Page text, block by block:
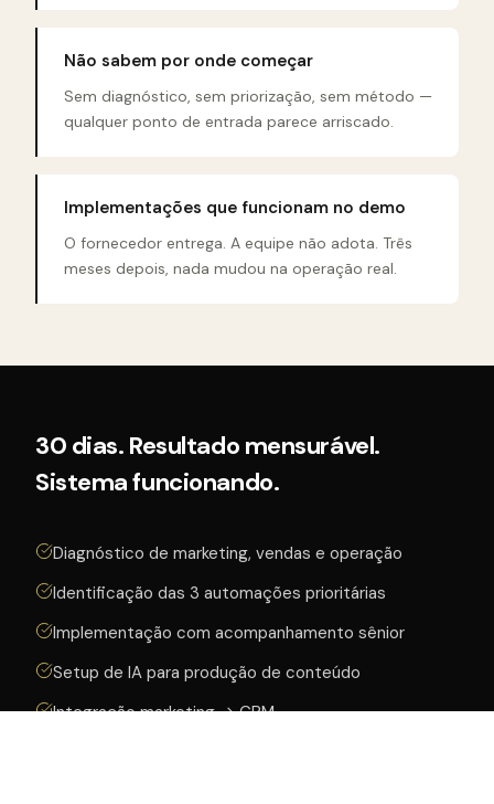
Não sabem por onde começar
Sem diagnóstico, sem priorização, sem método —
qualquer ponto de entrada parece arriscado.
Implementações que funcionam no demo
O fornecedor entrega. A equipe não adota. Três
meses depois, nada mudou na operação real.
30 dias. Resultado mensurável.
Sistema funcionando.
Diagnóstico de marketing, vendas e operação
Identificação das 3 automações prioritárias
Implementação com acompanhamento sênior
Setup de IA para produção de conteúdo
Integração marketing → CRM